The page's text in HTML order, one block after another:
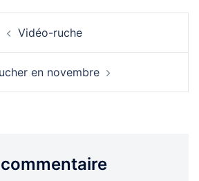
Vidéo-ruche
en novembre